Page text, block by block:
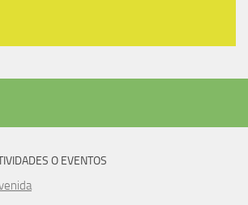
O EVENTOS